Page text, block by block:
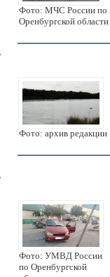
Фото: МЧС России по
Оренбургской области
Фото: архив редакции
Фото: УМВД России
по Оренбургской